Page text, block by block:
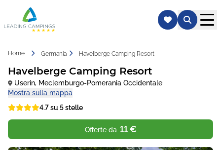
Home Germania Havelberge Camping Resort
Havelberge Camping Resort
Userin, Meclemburgo-Pomerania Occidentale
Mostra sulla mappa
4.7 su 5 stelle
Offerte da 11 €